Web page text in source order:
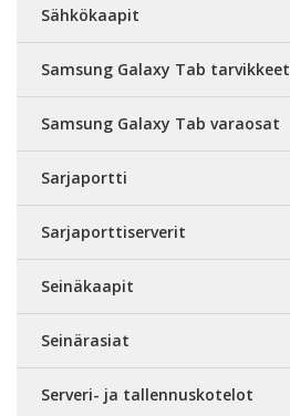
Sähkökaapit
Samsung Galaxy Tab tarvikkeet
Samsung Galaxy Tab varaosat
Sarjaportti
Sarjaporttiserverit
Seinäkaapit
Seinärasiat
Serveri- ja tallennuskotelot